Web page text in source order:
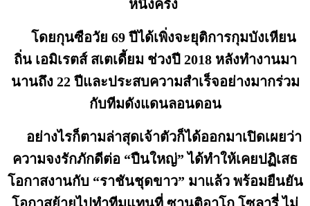
หนึ่งครั้ง
โดยกุนซือวัย 69 ปีได้เพิ่งจะยุติการกุมบังเหียน
ถิ่น เอมิเรตส์ สเตเดี้ยม ช่วงปี 2018 หลังทำงานมา
นานถึง 22 ปีและประสบความสำเร็จอย่างมากร่วม
กับทีมดังแดนลอนดอน
อย่างไรก็ตามล่าสุดเจ้าตัวก็ได้ออกมาเปิดเผยว่า
ความจงรักภักดีต่อ “ปืนใหญ่” ได้ทำให้เคยปฏิเสธ
โอกาสงานกับ “ราชันชุดขาว” มาแล้ว พร้อมยืนยัน